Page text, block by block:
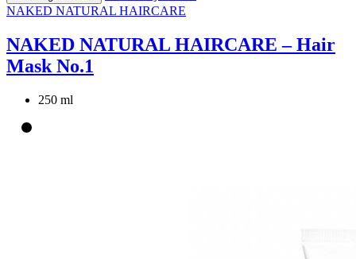
NAKED NATURAL HAIRCARE
NAKED NATURAL HAIRCARE – Hair
Mask No.1
250 ml